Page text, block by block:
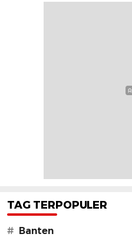
TAG TERPOPULER
# Banten